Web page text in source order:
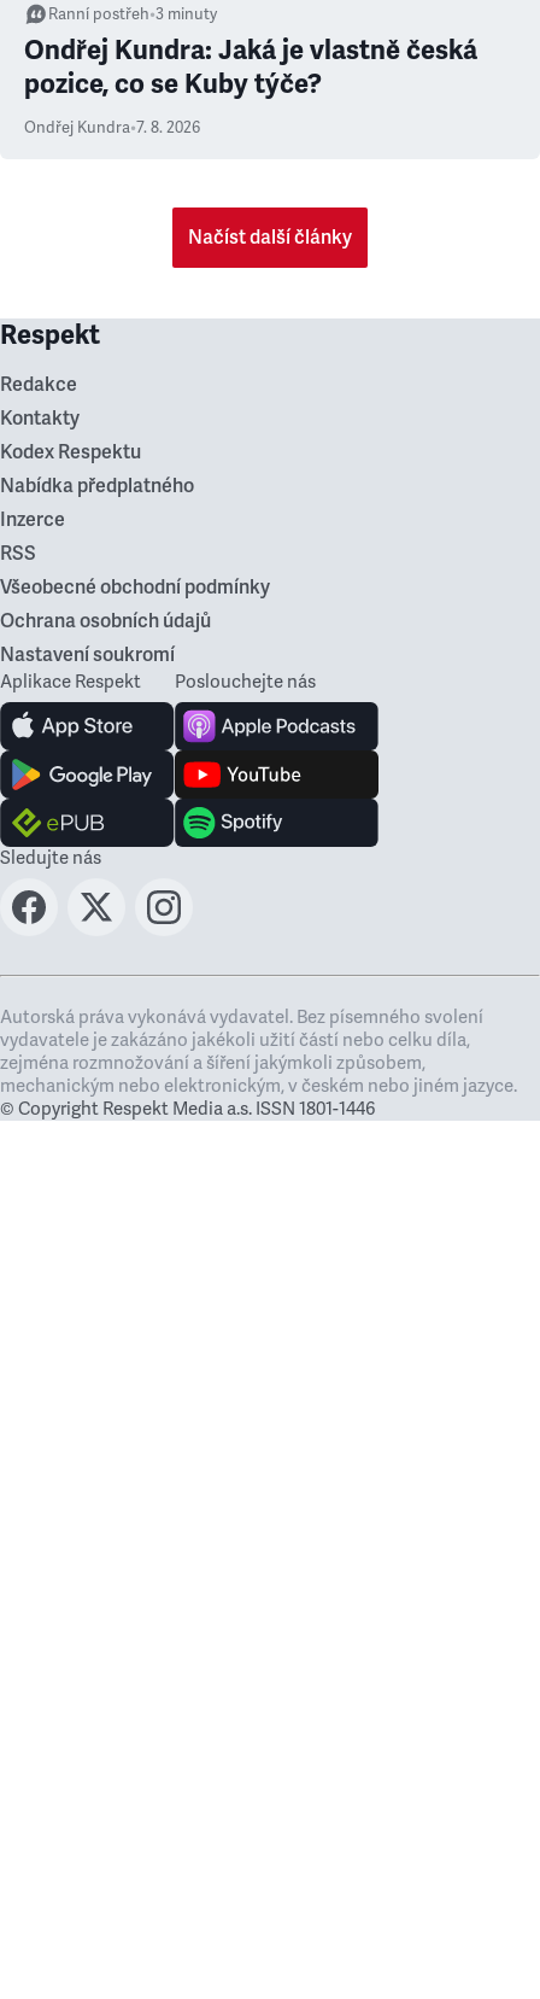
Ranní postřeh•3 minuty
Ondřej Kundra: Jaká je vlastně česká
pozice, co se Kuby týče?
Ondřej Kundra•7. 8. 2026
Načíst další články
Respekt
Redakce
Kontakty
Kodex Respektu
Nabídka předplatného
Inzerce
RSS
Všeobecné obchodní podmínky
Ochrana osobních údajů
Nastavení soukromí
Aplikace Respekt Poslouchejte nás
Sledujte nás
Autorská práva vykonává vydavatel. Bez písemného svolení
vydavatele je zakázáno jakékoli užití částí nebo celku díla,
zejména rozmnožování a šíření jakýmkoli způsobem,
mechanickým nebo elektronickým, v českém nebo jiném jazyce.
© Copyright Respekt Media a.s. ISSN 1801-1446